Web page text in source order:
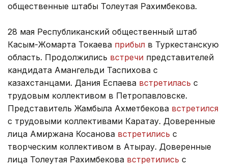
общественные штабы Толеутая Рахимбекова.
28 мая Республиканский общественный штаб
Касым-Жомарта Токаева прибыл в Туркестанскую
область. Продолжились встречи представителей
кандидата Амангельди Таспихова с
казахстанцами. Дания Еспаева встретилась с
трудовым коллективом в Петропавловске.
Представитель Жамбыла Ахметбекова встретился
с трудовыми коллективами Каратау. Доверенные
лица Амиржана Косанова встретились с
творческим коллективом в Атырау. Доверенные
лица Толеутая Рахимбекова встретились с